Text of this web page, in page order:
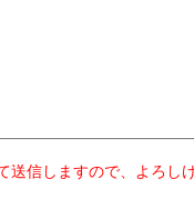
送信しますので、よろし